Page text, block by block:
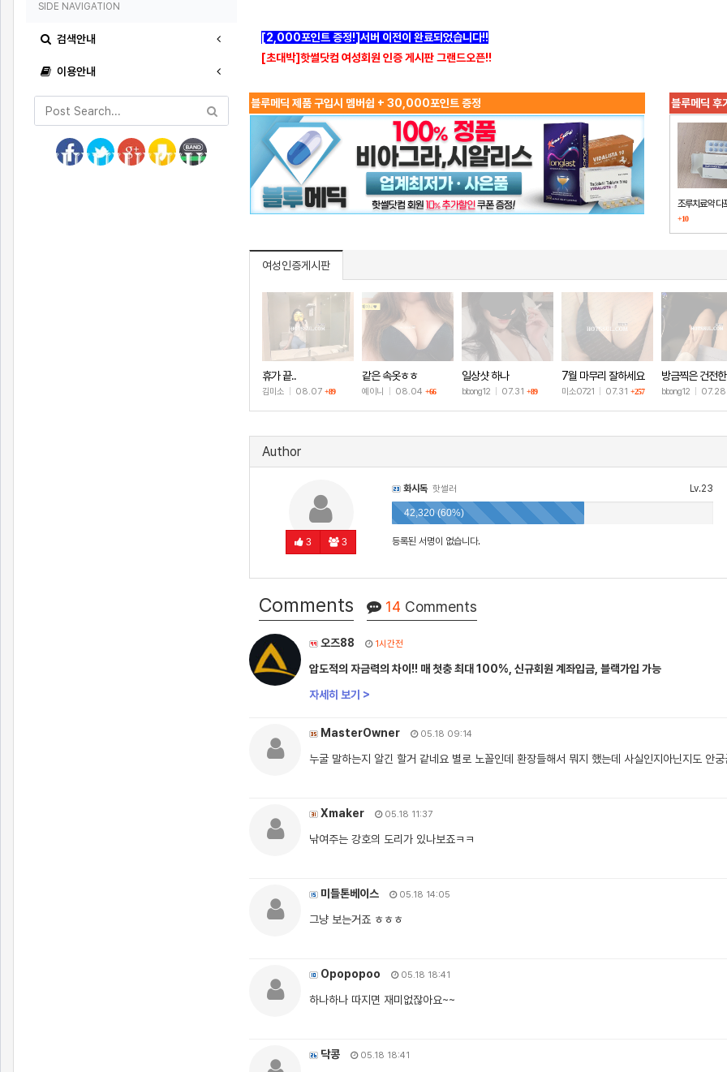
[2,000포인트 증정!]서버 이전이 완료되었습니다!!
[초대박]핫썰닷컴 여성회원 인증 게시판 그랜드오픈!!
블루메딕 제품 구입시 멤버쉽 + 30,000포인트 증정 블루메딕
조루치료약 다
했습니다
+10
여성인증게시판
휴가 끝..
김미소 08.07 +89
같은 속옷ㅎㅎ
예이니 08.04 +66
일상샷 하나
bbong12 07.31 +89
7월 마무리 잘하세요
🫶
미소0721 07.31 +257
방금찍은 건전
샷
bbong12 07.28
Author
3 3
Lv.23
화시독 핫썰러
42,320 (60%)
등록된 서명이 없습니다.
Comments 14 Comments
오즈88 1시간전
압도적의 자금력의 차이!! 매 첫충 최대 100%, 신규회원 계좌입금, 블랙가입 가능
자세히 보기 >
MasterOwner 05.18 09:14
누굴 말하는지 알긴 할거 같네요 별로 노꼴인데 환장들해서 뭐지 했는데 사실인지아닌지도 안
Xmaker 05.18 11:37
낚여주는 강호의 도리가 있나보죠ㅋㅋ
미들톤베이스 05.18 14:05
그냥 보는거죠 ㅎㅎㅎ
Opopopoo 05.18 18:41
하나하나 따지면 재미없잖아요~~
닥콩 05.18 18:41
SIDE NAVIGATION
검색안내
이용안내